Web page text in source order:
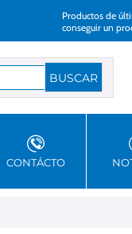
Productos de
conseguir un
CONTÁCTO